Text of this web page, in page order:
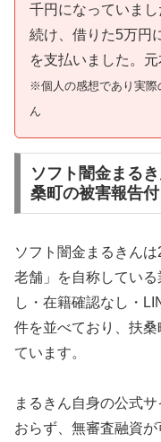
千円になっていま
続け、借りた5万円
を支払いました。
※個人の感想であり実際
ん
ソフト闇金まる
桑町の被害報告付
ソフト闇金まるきん
老舗」を自称してい
し・在籍確認なし・
件を並べており、扶
ています。
まるきん自身の公式
おらず、無審査融資